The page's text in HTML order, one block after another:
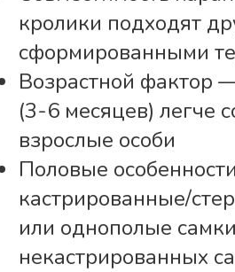
кролики подходят
сформированными
Возрастной фактор
(3-6 месяцев) легче
взрослые особи
Половые
кастрированные/
или однополые
некастрированных